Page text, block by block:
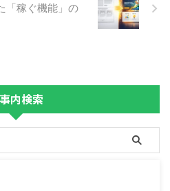
「稼ぐ機能」の
内検索